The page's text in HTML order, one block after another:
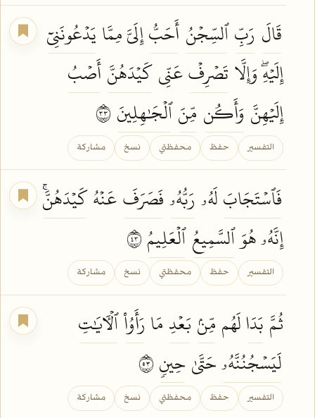
قَالَ رَبِّٱلسِّجۡنُ أَحَبُّإِلَيَّ مِمَّا يَدۡعُونَنِيٓ
إِلَيۡهِۖ وَإِلَّا تَصۡرِفۡعَنِّيكَيۡدَهُنَّأَصۡبُ
إِلَيۡهِنَّ وَأَكُن مِّنَٱلۡجَٰهِلِينَ
التفسير حفظ محفظتي نسخ مشاركة
فَٱسۡتَجَابَلَهُۥ رَبُّهُۥفَصَرَفَعَنۡهُكَيۡدَهُنَّۚ
إِنَّهُۥ هُوَٱلسَّمِيعُٱلۡعَلِيمُ
التفسير حفظ محفظتي نسخ مشاركة
ثُمَّ بَدَالَهُم مِّنۢ بَعۡدِ مَا رَأَوُاْٱلۡأٓيَٰتِ
لَيَسۡجُنُنَّهُۥحَتَّىٰحِينٖ
التفسير حفظ محفظتي نسخ مشاركة